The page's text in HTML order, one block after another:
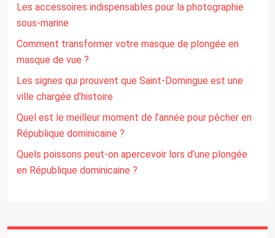
Les accessoires indispensables pour la photographie
sous-marine
Comment transformer votre masque de plongée en
masque de vue ?
Les signes qui prouvent que Saint-Domingue est une
ville chargée d’histoire
Quel est le meilleur moment de l’année pour pêcher en
République dominicaine ?
Quels poissons peut-on apercevoir lors d’une plongée
en République dominicaine ?